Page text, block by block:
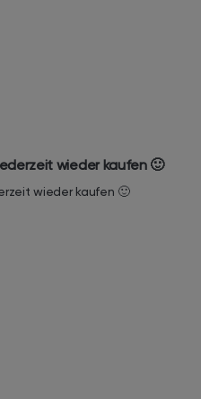
wieder kaufen 🙂
wieder kaufen 🙂